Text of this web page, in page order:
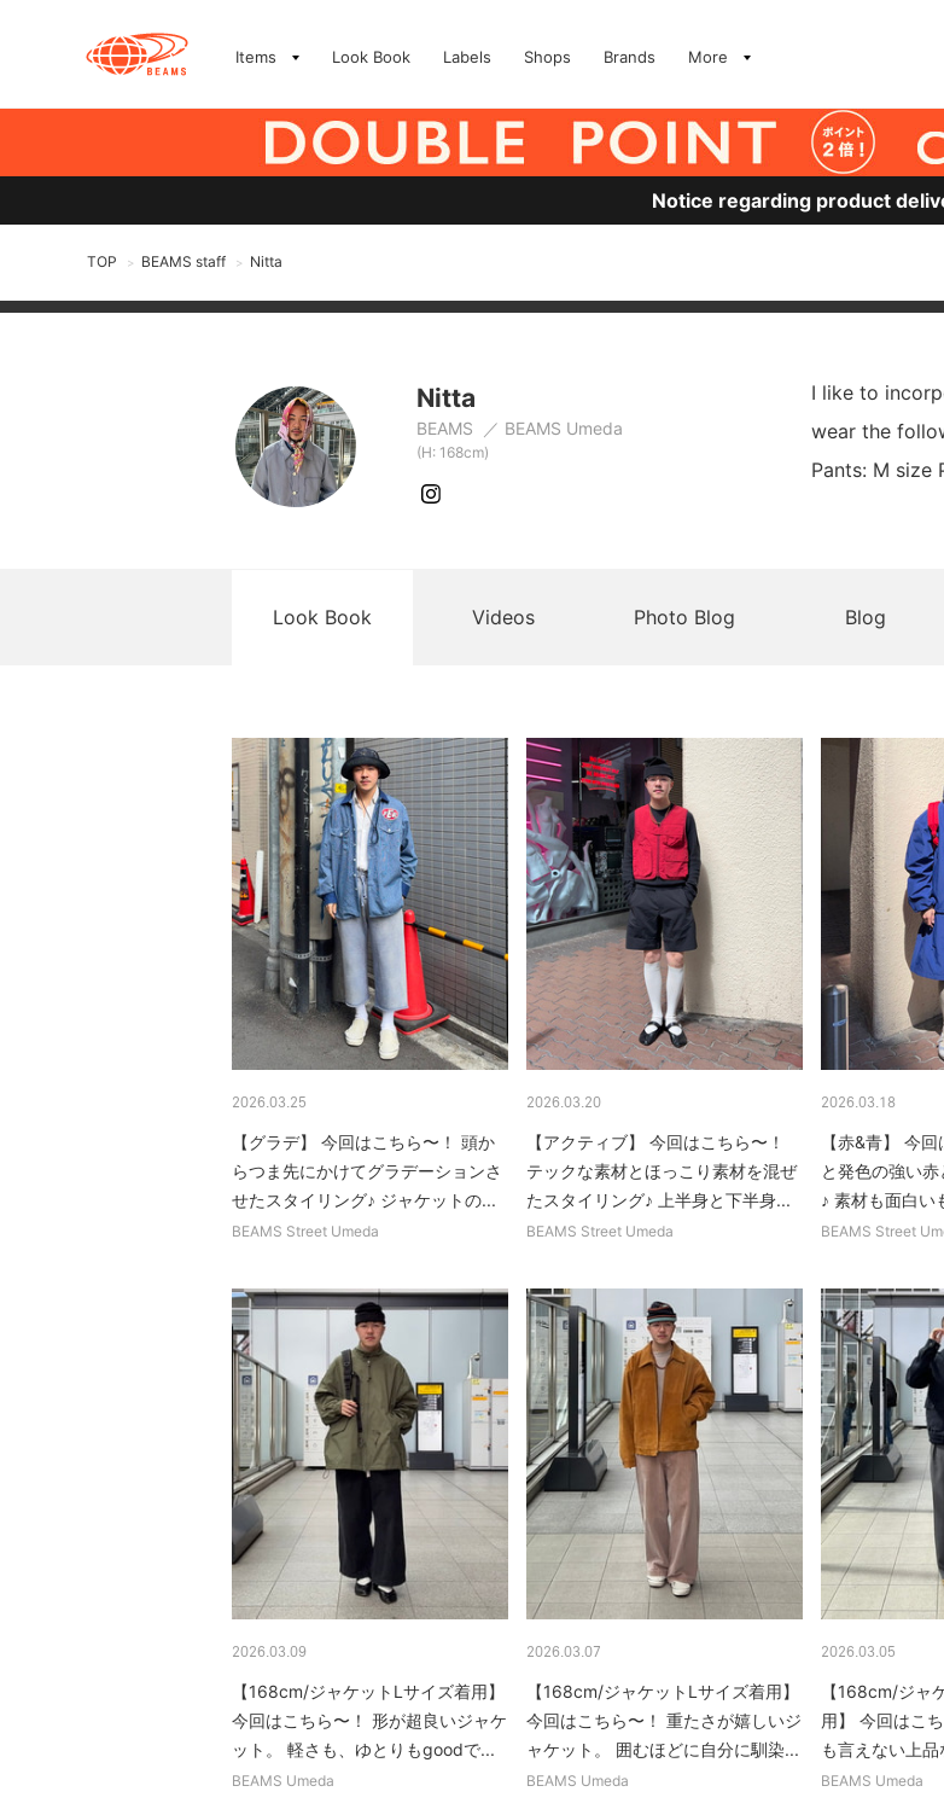
Items Look Book Labels Shops Brands More
Notice regarding product
TOP > BEAMS staff > Nitta
Nitta
BEAMS BEAMS Umeda
(H: 168cm)
I like to
wear the
Pants: M size
Look Book Videos Photo Blog Blog
2026.03.25
【グラデ】 今回はこちら〜！ 頭か
らつま先にかけてグラデーションさ
せたスタイリング♪ ジャケットの...
BEAMS Street Umeda
2026.03.20
【アクティブ】 今回はこちら〜！
テックな素材とほっこり素材を混ぜ
たスタイリング♪ 上半身と下半身...
BEAMS Street Umeda
2026.03.18
【赤&青】 今
と発色の強い
♪ 素材も面白い
BEAMS Street
2026.03.09
【168cm/ジャケットLサイズ着用】
今回はこちら〜！ 形が超良いジャケ
ット。 軽さも、ゆとりもgoodで...
BEAMS Umeda
2026.03.07
【168cm/ジャケットLサイズ着用】
今回はこちら〜！ 重たさが嬉しいジ
ャケット。 囲むほどに自分に馴染...
BEAMS Umeda
2026.03.05
【168cm/ジャ
用】 今回はこ
も言えない上
BEAMS Umeda